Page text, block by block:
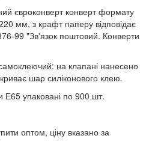
євроконверт конверт формату
мм, з крафт паперу відповідає
99 "Зв'язок поштовий. Конверти
на клапані нанесено
шар силіконового клею.
Е65 упаковані по 900 шт.
оптом, ціну вказано за